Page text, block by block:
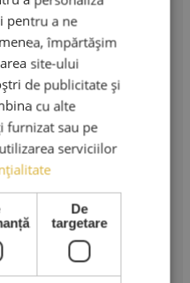
nr. 5
3049/2023
Servicii
gene
pentru a ne
împărtășim
site-ului
de publicitate și
cu alte
furnizat sau pe
serviciilor
De
targetare